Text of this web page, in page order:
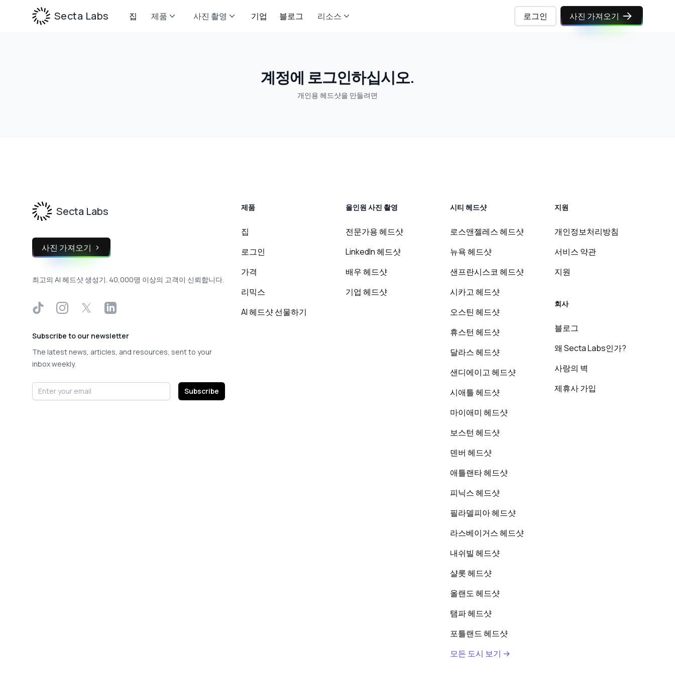
Secta Labs 집 제품 사진 촬영 기업 블로그 리소스 로그인 사진 가져오기
계정에 로그인하십시오.
개인용 헤드샷을 만들려면
Secta Labs
사진 가져오기
최고의 AI 헤드샷 생성기. 40,000명 이상의 고객이 신뢰합니다.
TikTokInstagram
X LinkedIn
Subscribe to our newsletter
The latest news, articles, and resources, sent to your
inbox weekly.
Email address Subscribe
제품
집
로그인
가격
리믹스
AI 헤드샷 선물하기
올인원 사진 촬영
전문가용 헤드샷
LinkedIn 헤드샷
배우 헤드샷
기업 헤드샷
시티 헤드샷
로스앤젤레스 헤드샷
뉴욕 헤드샷
샌프란시스코 헤드샷
시카고 헤드샷
오스틴 헤드샷
휴스턴 헤드샷
달라스 헤드샷
샌디에이고 헤드샷
시애틀 헤드샷
마이애미 헤드샷
보스턴 헤드샷
덴버 헤드샷
애틀랜타 헤드샷
피닉스 헤드샷
필라델피아 헤드샷
라스베이거스 헤드샷
내쉬빌 헤드샷
샬롯 헤드샷
올랜도 헤드샷
탬파 헤드샷
포틀랜드 헤드샷
모든 도시 보기 →
지원
개인정보처리방침
서비스 약관
지원
회사
블로그
왜 Secta Labs인가?
사랑의 벽
제휴사 가입